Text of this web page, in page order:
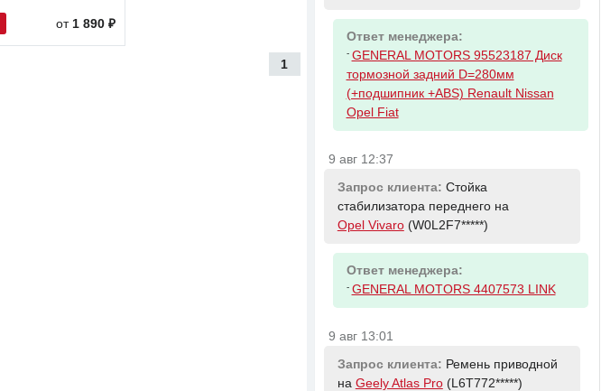
от1 890 ₽
1
Ответ менеджера:
- GENERAL MOTORS 95523187 Диск
тормозной задний D=280мм
(+подшипник +ABS) Renault Nissan
Opel Fiat
9 авг 12:37
Запрос клиента: Стойка
стабилизатора переднего на
Opel Vivaro(W0L2F7*****)
Ответ менеджера:
- GENERAL MOTORS 4407573 LINK
9 авг 13:01
Запрос клиента: Ремень приводной
на Geely Atlas Pro(L6T772*****)